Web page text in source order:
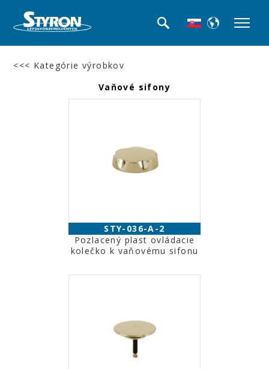
<<< Kategórie výrobkov
Vaňové sifony
STY-036-A-2
Pozlacený plast ovládacie
kolečko k vaňovému sifonu